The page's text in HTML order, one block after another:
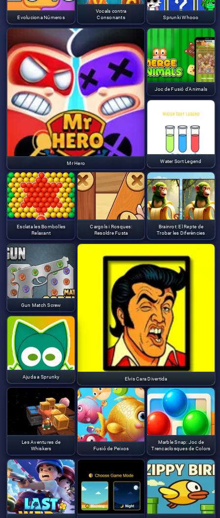
Evoluciona Números
Vocals contra
Consonants
Mr Hero
Sprunki Whooo
Joc de Fusió d'Animals
Water Sort Legend
Esclata les Bombolles
Relaxant
Cargols i Rosques:
Resoldre Fusta
Brainrot: El Repte de
Trobar les Diferències
Gun Match Screw
Elvis Cara Divertida
Ajuda a Sprunky
Les Aventures de
Whiskers
Fusió de Peixos
Marble Snap: Joc de
Trencaclosques de Colors